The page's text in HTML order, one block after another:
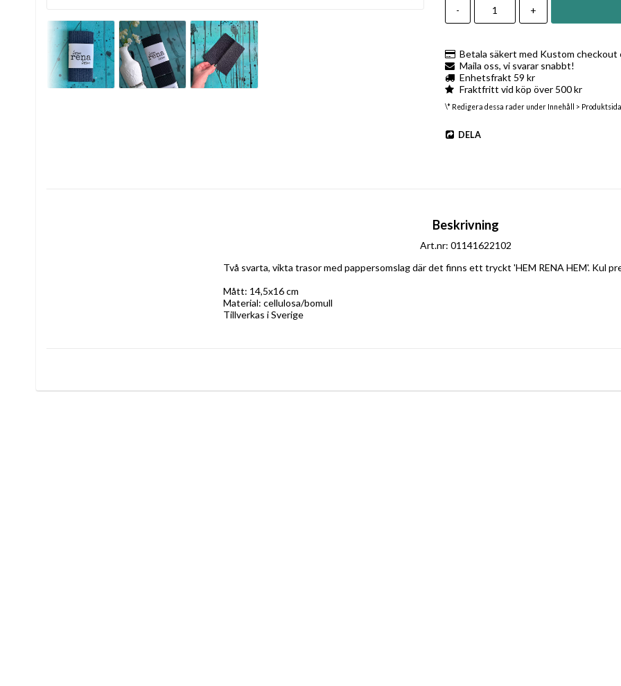
- +
Betala säkert med Kustom checkout
Maila oss, vi svarar snabbt!
Enhetsfrakt 59 kr
Fraktfritt vid köp över 500 kr
\* Redigera dessa rader under Innehåll > Produktsida
DELA
Beskrivning
Art.nr: 01141622102
Två svarta, vikta trasor med pappersomslag där det finns ett tryckt 'HEM RENA HEM'. Kul
Mått: 14,5x16 cm
Material: cellulosa/bomull
Tillverkas i Sverige